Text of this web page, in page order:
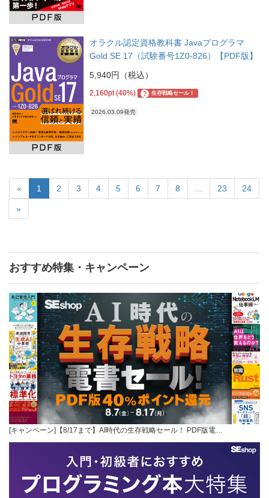
オラクル認定資格教科書 Javaプログラマ
Gold SE 17（試験番号1Z0-826）【PDF版】
5,940円（税込）
2,160pt (40%) ? 生存戦略セール！
2026.03.09発売
« 1 2 3 4 5 6 7 8 23 24
»
おすすめ特集・キャンペーン
[キャンペーン]【8/17まで】AI時代の生存戦略セール！ PDF版電…